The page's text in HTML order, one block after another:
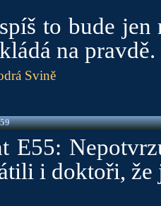
to bude jen
na pravdě.
Svině
E55:
i doktoři, že